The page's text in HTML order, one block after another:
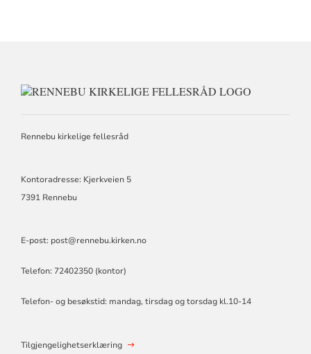
Rennebu kirkelige fellesråd
Kontoradresse: Kjerkveien 5
7391 Rennebu
E-post: post@rennebu.kirken.no
Telefon: 72402350 (kontor)
Telefon- og besøkstid: mandag, tirsdag og torsdag kl.10-14
Tilgjengelighetserklæring